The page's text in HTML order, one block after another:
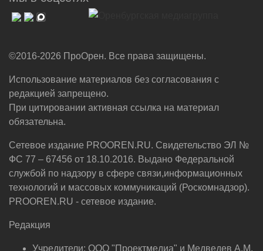
©2016-2026 ПроОрен. Все права защищены.
Использование материалов без согласования с
редакцией запрещено.
При цитировании активная ссылка на материал
обязательна.
Сетевое издание PROOREN.RU. Свидетельство ЭЛ №
ФС 77 – 67456 от 18.10.2016. Выдано Федеральной
службой по надзору в сфере связи,информационных
технологий и массовых коммуникаций (Роскомнадзор).
PROOREN.RU - сетевое издание.
Редакция
Учредители: ООО "Проектмедиа" и Медведев А.М.